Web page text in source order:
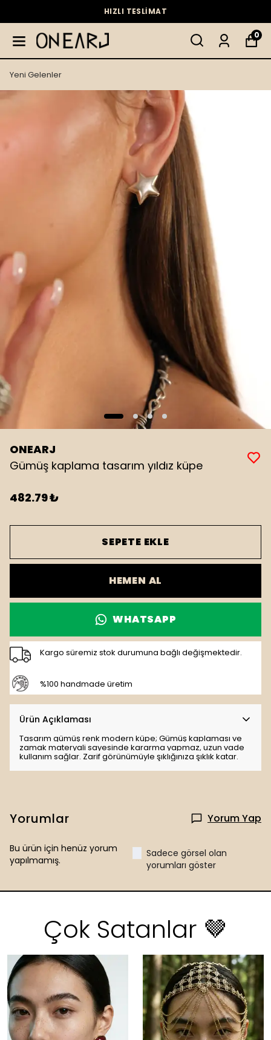
HIZLI TESLİMAT
0
Yeni Gelenler
ONEARJ
Gümüş kaplama tasarım yıldız küpe
482.79 ₺
SEPETE EKLE
HEMEN AL
WHATSAPP
Kargo süremiz stok durumuna bağlı değişmektedir.
%100 handmade üretim
Ürün Açıklaması
Tasarım gümüş renk modern küpe; Gümüş kaplaması ve
zamak materyali sayesinde kararma yapmaz, uzun vade
kullanım sağlar. Zarif görünümüyle şıklığınıza şıklık katar.
Yorumlar Yorum Yap
Bu ürün için henüz yorum
yapılmamış.
Sadece görsel olan
yorumları göster
Çok Satanlar 🤎